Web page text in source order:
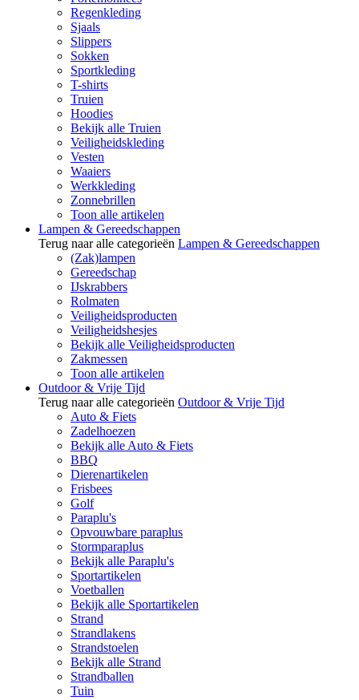
Regenkleding
Sjaals
Slippers
Sokken
Sportkleding
T-shirts
Truien
Hoodies
Bekijk alle Truien
Veiligheidskleding
Vesten
Waaiers
Werkkleding
Zonnebrillen
Toon alle artikelen
Lampen & Gereedschappen
Terug naar alle categorieën Lampen & Gereedschappen
(Zak)lampen
Gereedschap
IJskrabbers
Rolmaten
Veiligheidsproducten
Veiligheidshesjes
Bekijk alle Veiligheidsproducten
Zakmessen
Toon alle artikelen
Outdoor & Vrije Tijd
Terug naar alle categorieën Outdoor & Vrije Tijd
Auto & Fiets
Zadelhoezen
Bekijk alle Auto & Fiets
BBQ
Dierenartikelen
Frisbees
Golf
Paraplu's
Opvouwbare paraplus
Stormparaplus
Bekijk alle Paraplu's
Sportartikelen
Voetballen
Bekijk alle Sportartikelen
Strand
Strandlakens
Strandstoelen
Bekijk alle Strand
Strandballen
Tuin